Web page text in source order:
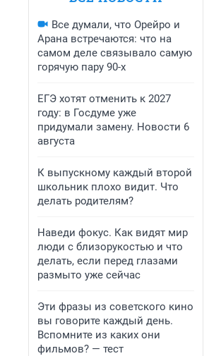
Все думали, что Орейро и
Арана встречаются: что на
самом деле связывало самую
горячую пару 90-х
ЕГЭ хотят отменить к 2027
году: в Госдуме уже
придумали замену. Новости 6
августа
К выпускному каждый второй
школьник плохо видит. Что
делать родителям?
Наведи фокус. Как видят мир
люди с близорукостью и что
делать, если перед глазами
размыто уже сейчас
Эти фразы из советского кино
вы говорите каждый день.
Вспомните из каких они
фильмов? — тест